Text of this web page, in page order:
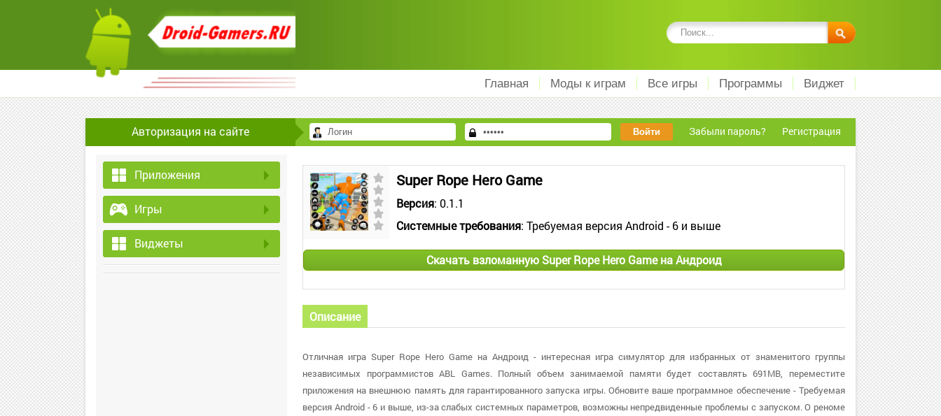
Главная Моды к играм Все игры Программы Виджет
Авторизация на сайте Забыли пароль? Регистрация
Приложения
Игры
Виджеты
Super Rope Hero Game
Версия: 0.1.1
Системные требования: Требуемая версия Android - 6 и выше
Скачать взломанную Super Rope Hero Game на Андроид
Описание
Отличная игра Super Rope Hero Game на Андроид - интересная игра симулятор для избранных от знаменитого группы
независимых программистов ABL Games. Полный объем занимаемой памяти будет составлять 691MB, переместите
приложения на внешнюю память для гарантированного запуска игры. Обновите ваше программное обеспечение - Требуемая
версия Android - 6 и выше, из-за слабых системных параметров, возможны непредвиденные проблемы с запуском. О реноме